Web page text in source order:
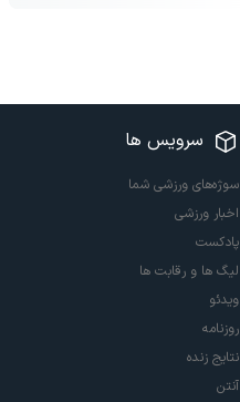
سرویس ها
سوژه‌های ورزشی شما
اخبار ورزشی
پادکست
لیگ ها و رقابت ها
ویدئو
روزنامه
نتایج زنده
آنتن